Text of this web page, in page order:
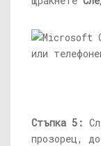
Стъпка 5:
прозорец,